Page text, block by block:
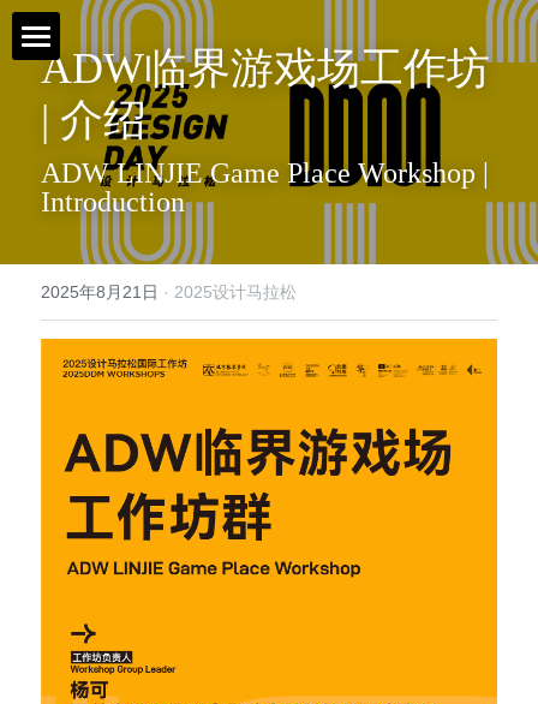
首页 / Home
新闻 / News
视频 / Videos
导师与嘉宾 / Tutors
媒体与组织 / Media&Organization
问答集/Q&A
ADW临界游戏场工作坊
| 介绍
ADW LINJIE Game Place Workshop |
Introduction
2025年8月21日 · 2025设计马拉松